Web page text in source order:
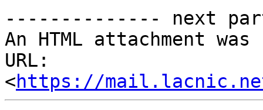
-------------- next
An HTML attachment
URL:
<https://mail.lacnic.net/